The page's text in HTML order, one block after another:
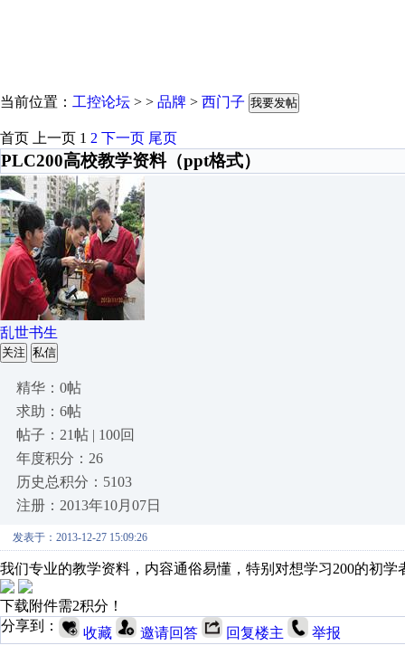
当前位置： 工控论坛 > > 品牌 > 西门子 我要发帖
首页 上一页 1 2 下一页 尾页
PLC200高校教学资料（ppt格式）
乱世书生
关注 私信
精华：0帖
求助：6帖
帖子：21帖 | 100回
年度积分：26
历史总积分：5103
注册：2013年10月07日
发表于：2013-12-27 15:09:26
我们专业的教学资料，内容通俗易懂，特别对想学习200的初
下载附件需2积分！
分享到：
收藏 邀请回答 回复楼主 举报